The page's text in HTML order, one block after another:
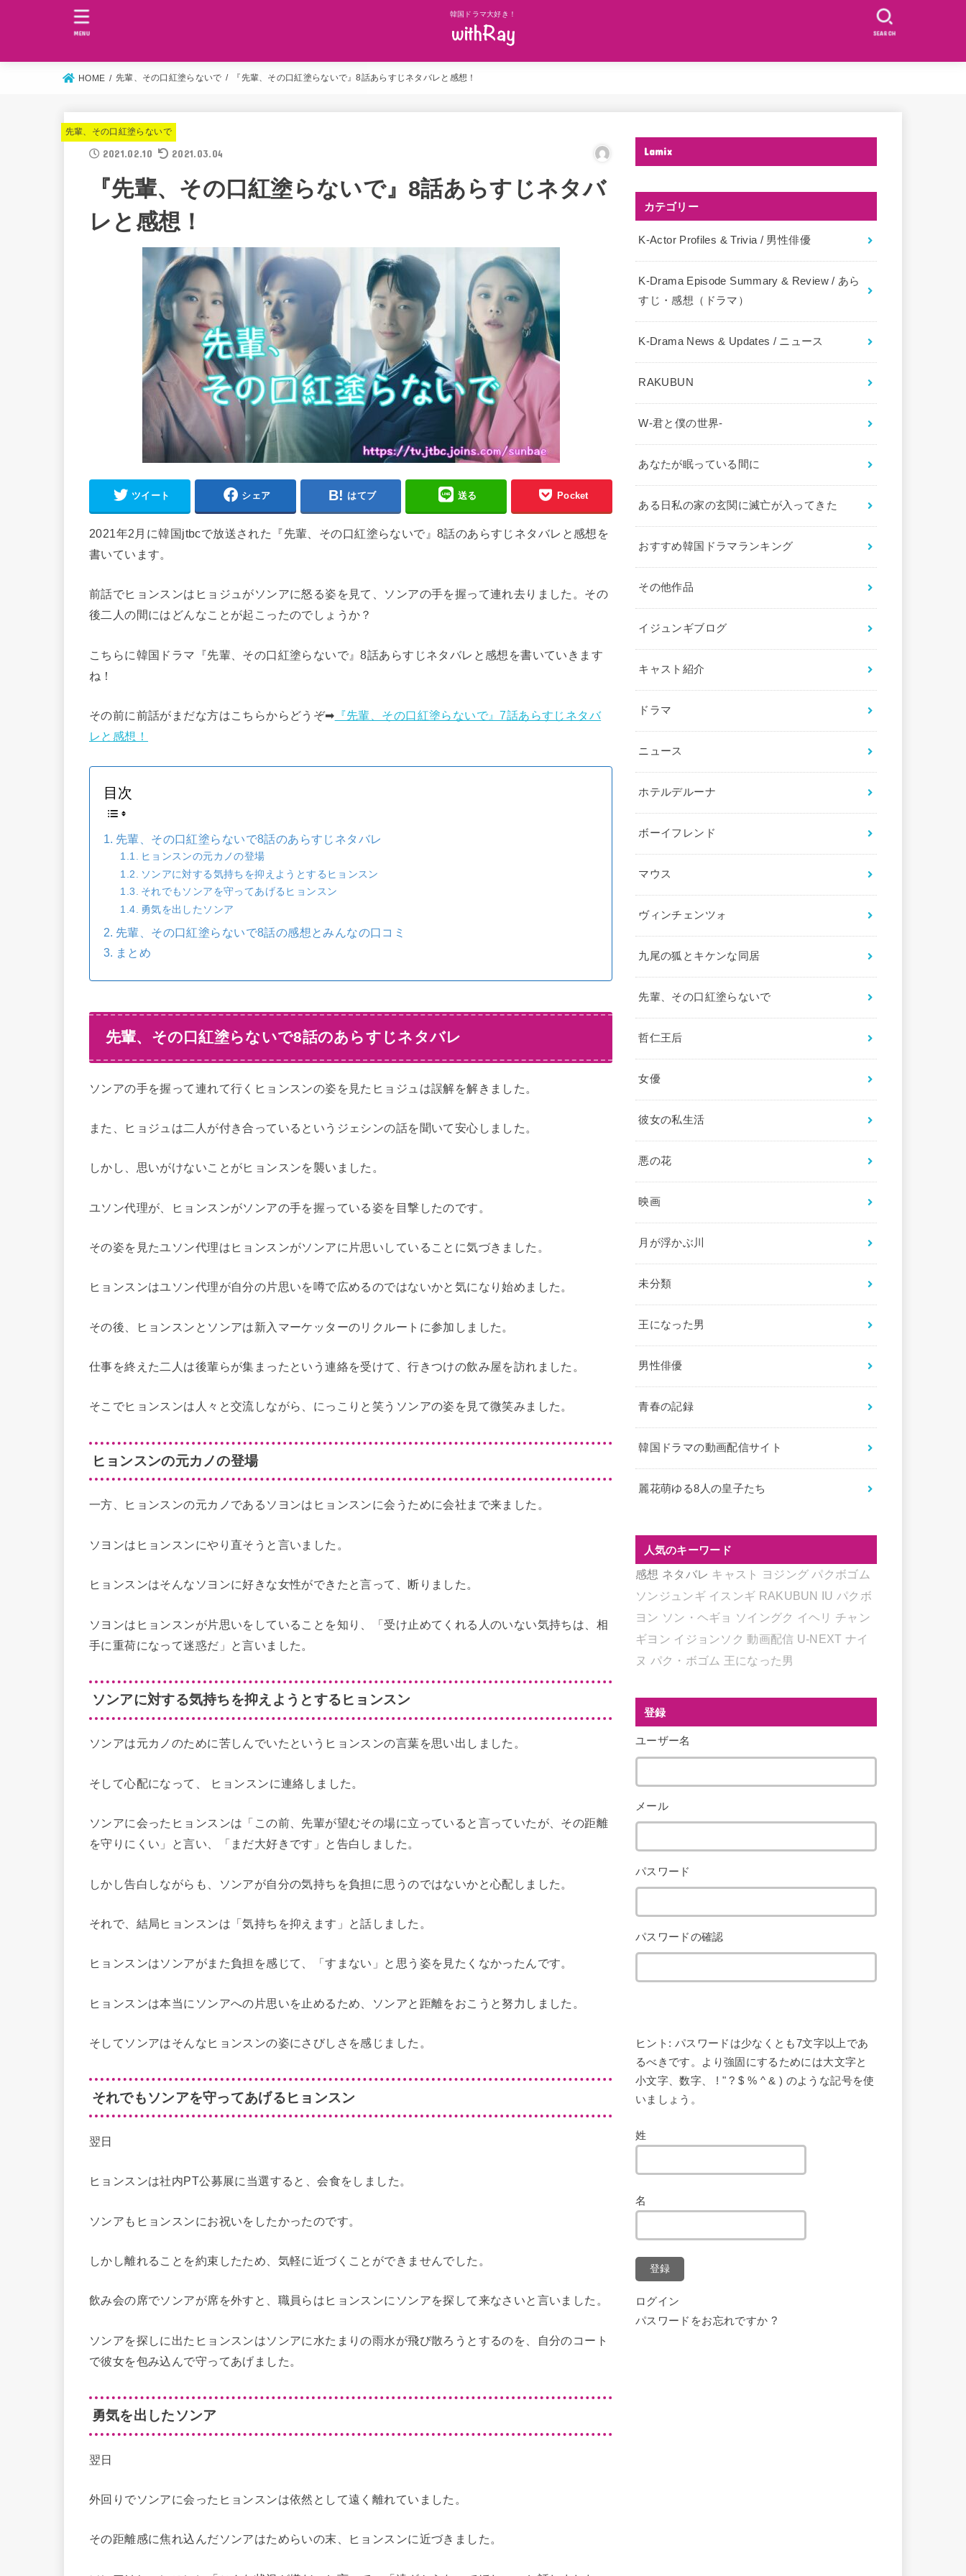
韓国ドラマ大好き！
SEARCH
MENU
HOME 先輩、その口紅塗らないで 『先輩、その口紅塗らないで』8話あらすじネタバレと感想！
先輩、その口紅塗らないで
2021.02.10 2021.03.04
『先輩、その口紅塗らないで』8話あらすじネタバ
レと感想！
ツイート シェア はてブ 送る Pocket
2021年2月に韓国jtbcで放送された『先輩、その口紅塗らないで』8話のあらすじネタバレと感想を
書いています。
前話でヒョンスンはヒョジュがソンアに怒る姿を見て、ソンアの手を握って連れ去りました。その
後二人の間にはどんなことが起こったのでしょうか？
こちらに韓国ドラマ『先輩、その口紅塗らないで』8話あらすじネタバレと感想を書いていきます
ね！
その前に前話がまだな方はこちらからどうぞ➡︎ 『先輩、その口紅塗らないで』7話あらすじネタバ
レと感想！
目次
先輩、その口紅塗らないで8話のあらすじネタバレ
ヒョンスンの元カノの登場
ソンアに対する気持ちを抑えようとするヒョンスン
それでもソンアを守ってあげるヒョンスン
勇気を出したソンア
先輩、その口紅塗らないで8話の感想とみんなの口コミ
まとめ
先輩、その口紅塗らないで8話のあらすじネタバレ
ソンアの手を握って連れて行くヒョンスンの姿を見たヒョジュは誤解を解きました。
また、ヒョジュは二人が付き合っているというジェシンの話を聞いて安心しました。
しかし、思いがけないことがヒョンスンを襲いました。
ユソン代理が、ヒョンスンがソンアの手を握っている姿を目撃したのです。
その姿を見たユソン代理はヒョンスンがソンアに片思いしていることに気づきました。
ヒョンスンはユソン代理が自分の片思いを噂で広めるのではないかと気になり始めました。
その後、ヒョンスンとソンアは新入マーケッターのリクルートに参加しました。
仕事を終えた二人は後輩らが集まったという連絡を受けて、行きつけの飲み屋を訪れました。
そこでヒョンスンは人々と交流しながら、にっこりと笑うソンアの姿を見て微笑みました。
ヒョンスンの元カノの登場
一方、ヒョンスンの元カノであるソヨンはヒョンスンに会うために会社まで来ました。
ソヨンはヒョンスンにやり直そうと言いました。
ヒョンスンはそんなソヨンに好きな女性ができたと言って、断りました。
ソヨンはヒョンスンが片思いをしていることを知り、「受け止めてくれる人のいない気持ちは、相
手に重荷になって迷惑だ」と言いました。
ソンアに対する気持ちを抑えようとするヒョンスン
ソンアは元カノのために苦しんでいたというヒョンスンの言葉を思い出しました。
そして心配になって、 ヒョンスンに連絡しました。
ソンアに会ったヒョンスンは「この前、先輩が望むその場に立っていると言っていたが、その距離
を守りにくい」と言い、「まだ大好きです」と告白しました。
しかし告白しながらも、ソンアが自分の気持ちを負担に思うのではないかと心配しました。
それで、結局ヒョンスンは「気持ちを抑えます」と話しました。
ヒョンスンはソンアがまた負担を感じて、「すまない」と思う姿を見たくなかったんです。
ヒョンスンは本当にソンアへの片思いを止めるため、ソンアと距離をおこうと努力しました。
そしてソンアはそんなヒョンスンの姿にさびしさを感じました。
それでもソンアを守ってあげるヒョンスン
翌日
ヒョンスンは社内PT公募展に当選すると、会食をしました。
ソンアもヒョンスンにお祝いをしたかったのです。
しかし離れることを約束したため、気軽に近づくことができませんでした。
飲み会の席でソンアが席を外すと、職員らはヒョンスンにソンアを探して来なさいと言いました。
ソンアを探しに出たヒョンスンはソンアに水たまりの雨水が飛び散ろうとするのを、自分のコート
で彼女を包み込んで守ってあげました。
勇気を出したソンア
翌日
外回りでソンアに会ったヒョンスンは依然として遠く離れていました。
その距離感に焦れ込んだソンアはためらいの末、ヒョンスンに近づきました。
Lamix
カテゴリー
K-Actor Profiles & Trivia / 男性俳優
K-Drama Episode Summary & Review / あら
すじ・感想（ドラマ）
K-Drama News & Updates / ニュース
RAKUBUN
W-君と僕の世界-
あなたが眠っている間に
ある日私の家の玄関に滅亡が入ってきた
おすすめ韓国ドラマランキング
その他作品
イジュンギブログ
キャスト紹介
ドラマ
ニュース
ホテルデルーナ
ボーイフレンド
マウス
ヴィンチェンツォ
九尾の狐とキケンな同居
先輩、その口紅塗らないで
哲仁王后
女優
彼女の私生活
悪の花
映画
月が浮かぶ川
未分類
王になった男
男性俳優
青春の記録
韓国ドラマの動画配信サイト
麗花萌ゆる8人の皇子たち
人気のキーワード
感想 ネタバレ キャスト ヨジング パクボゴム
ソンジュンギ イスンギ RAKUBUN IU パクボ
ヨン ソン・ヘギョ ソイングク イヘリ チャン
ギヨン イジョンソク 動画配信 U-NEXT ナイ
ヌ パク・ボゴム 王になった男
登録
ユーザー名
メール
パスワード
パスワードの確認
ヒント: パスワードは少なくとも7文字以上であ
るべきです。より強固にするためには大文字と
小文字、数字、 ! " ? $ % ^ & ) のような記号を使
いましょう。
姓
名
登録
ログイン
パスワードをお忘れですか ?